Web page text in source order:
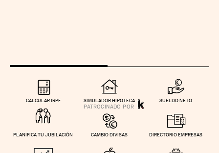
CALCULAR IRPF SIMULADOR HIPOTECA SUELDO NETO
PLANIFICA TU JUBILACIÓN CAMBIO DIVISAS DIRECTORIO EMPRESAS